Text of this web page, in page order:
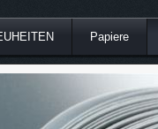
Papiere